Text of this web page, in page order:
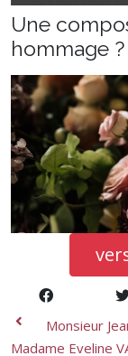
Une
hommage ?
Monsieur
Madame Eveline